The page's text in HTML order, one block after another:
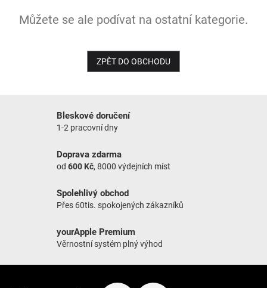
NOVINKY
Můžete se ale podívat na ostatní kategorie.
ZPĚT DO OBCHODU
Bleskové doručení
1-2 pracovní dny
Doprava zdarma
od 600 Kč, 8000 výdejních míst
Spolehlivý obchod
Přes 60tis. spokojených zákazníků
yourApple Premium
Věrnostní systém plný výhod